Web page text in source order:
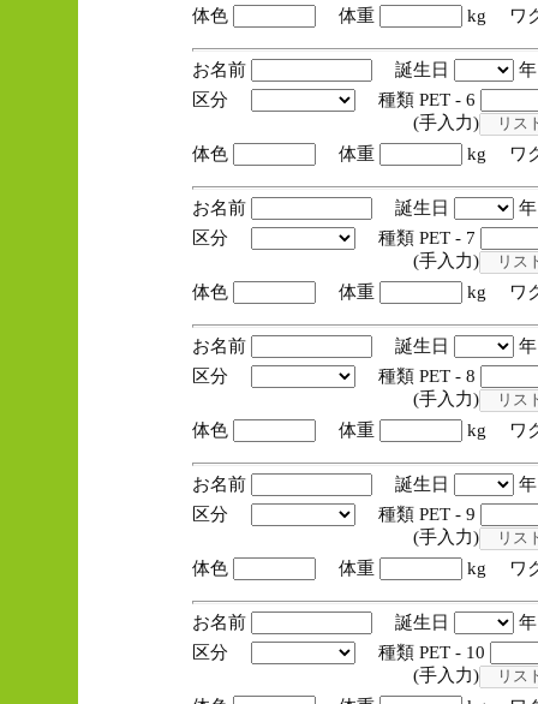
体色
体重 kg ワ
お名前 誕生日
区分
種類 PET - 6
(手入力)
体色
体重 kg ワ
お名前 誕生日
区分
種類 PET - 7
(手入力)
体色
体重 kg ワ
お名前 誕生日
区分
種類 PET - 8
(手入力)
体色
体重 kg ワ
お名前 誕生日
区分
種類 PET - 9
(手入力)
体色
体重 kg ワ
お名前 誕生日
区分
種類 PET - 10
(手入力)